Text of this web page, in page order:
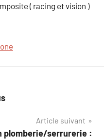
( racing et vision )
Article suivant
plomberie/serrurerie :